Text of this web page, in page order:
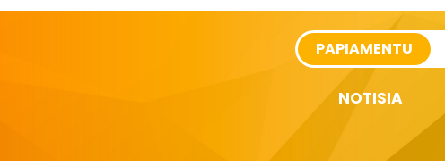
PAPIAMENTU
NOTISIA